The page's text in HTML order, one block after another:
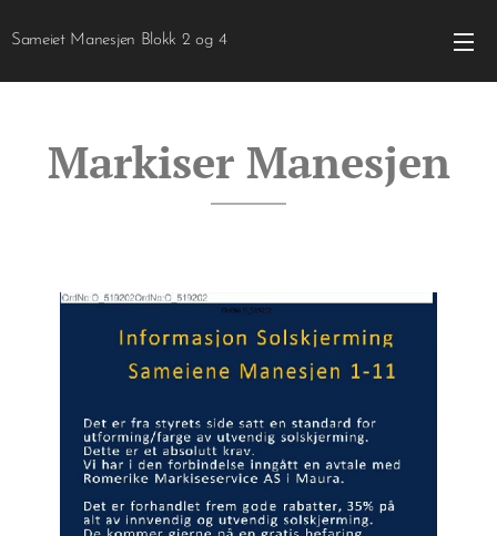
Sameiet Manesjen Blokk 2 og 4
Markiser Manesjen